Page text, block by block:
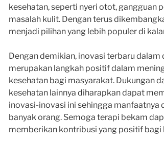
kesehatan, seperti nyeri otot, gangguan
masalah kulit. Dengan terus
menjadi pilihan yang lebih populer di
Dengan demikian, inovasi terbaru dalam
merupakan langkah positif dalam
kesehatan bagi masyarakat. Dukungan
kesehatan lainnya diharapkan dapat
inovasi-inovasi ini sehingga manfaatnya
banyak orang. Semoga terapi bekam
memberikan kontribusi yang positif bagi